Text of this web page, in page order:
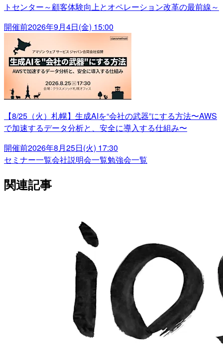
トセンター～顧客体験向上とオペレーション改革の最前線～
開催前2026年9月4日(金) 15:00
【8/25（火）札幌】生成AIを“会社の武器”にする方法〜AWS
で加速するデータ分析と、安全に導入する仕組み〜
開催前2026年8月25日(火) 17:30
セミナー一覧会社説明会一覧勉強会一覧
関連記事